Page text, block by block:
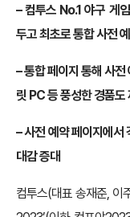
– 컴투스 No.1 야구 게
두고 최초로 통합 사전
– 통합 페이지 통해 사
릿 PC 등 풍성한 경품도
– 사전 예약 페이지에서
대감 증대
컴투스(대표 송재준, 이